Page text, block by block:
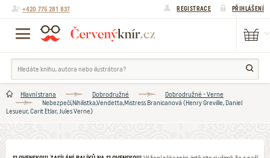
+420 775 281 837 REGISTRACE PŘIHLÁŠENÍ
Hlavní strana Dobrodružné
Dobrodružné - Verne
Nebezpečí,Nihilistka,Vendetta,Mistress Branicanová (Henry Greville, Daniel
Lesueur, Carit Etlar, Jules Verne)